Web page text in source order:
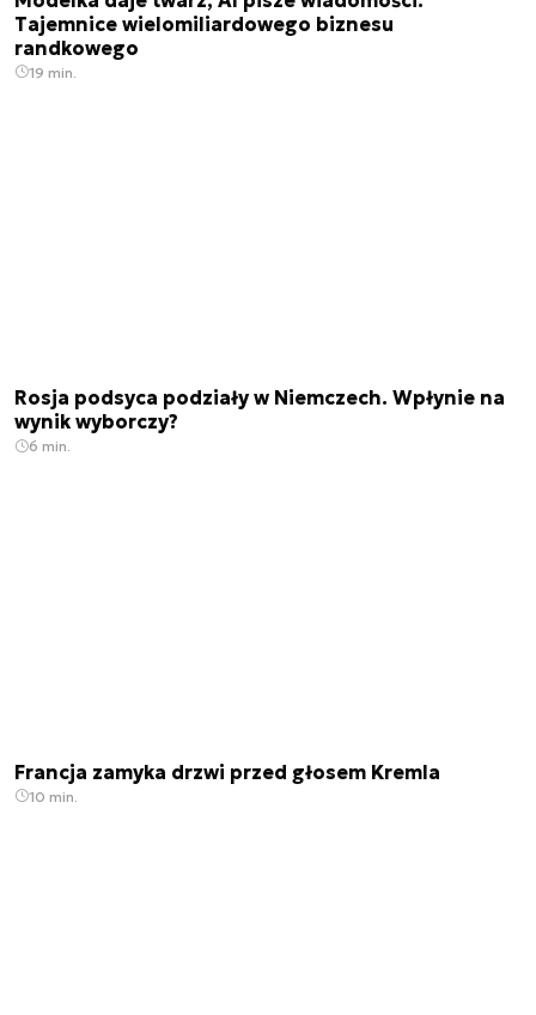
Tajemnice wielomiliardowego biznesu
randkowego
19 min.
Rosja podsyca podziały w Niemczech. Wpłynie na
wynik wyborczy?
6 min.
Francja zamyka drzwi przed głosem Kremla
10 min.